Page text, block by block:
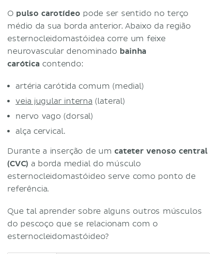
O pulso carotídeo pode ser sentido no terço
médio da sua borda anterior. Abaixo da região
esternocleidomastóidea corre um feixe
neurovascular denominado bainha
carótica contendo:
artéria carótida comum (medial)
veia jugular interna (lateral)
nervo vago (dorsal)
alça cervical.
Durante a inserção de um cateter venoso central
(CVC) a borda medial do músculo
esternocleidomastóideo serve como ponto de
referência.
Que tal aprender sobre alguns outros músculos
do pescoço que se relacionam com o
esternocleidomastóideo?